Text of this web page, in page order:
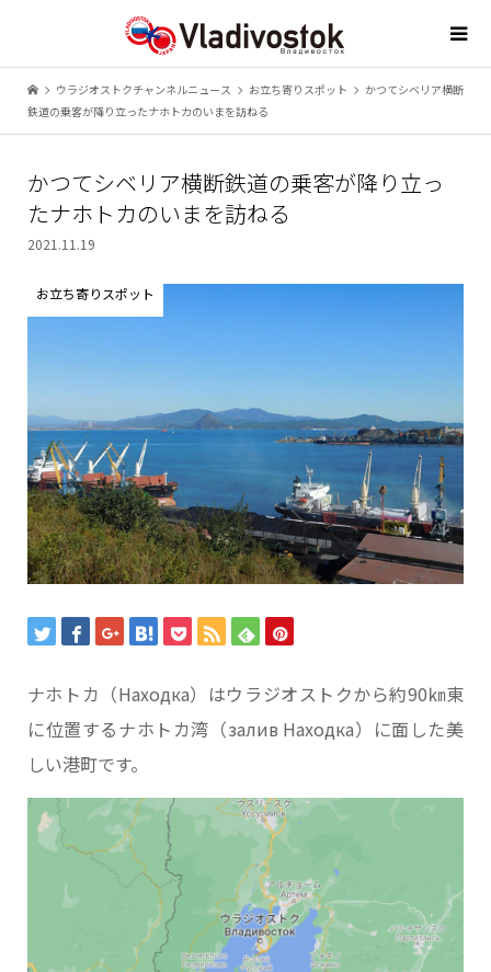
ウラジオストクチャンネルニュース お立ち寄りスポット
かつてシベリア横断
鉄道の乗客が降り立ったナホトカのいまを訪ねる
かつてシベリア横断鉄道の乗客が降り立っ
たナホトカのいまを訪ねる
2021.11.19
お立ち寄りスポット
ナホトカ（Находка）はウラジオストクから約90㎞東
に位置するナホトカ湾（залив Находка）に面した美
しい港町です。